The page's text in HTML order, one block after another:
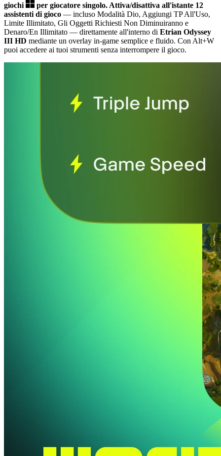
giochi
per giocatore singolo. Attiva/disattiva all'istante 12
assistenti di gioco — incluso Modalità Dio, Aggiungi TP All'Uso,
Limite Illimitato, Gli Oggetti Richiesti Non Diminuiranno e
Denaro/En Illimitato — direttamente all'interno di Etrian Odyssey
III HD mediante un overlay in-game semplice e fluido. Con Alt+W
puoi accedere ai tuoi strumenti senza interrompere il gioco.